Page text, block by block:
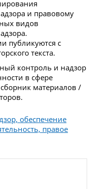
и правовому
видов
публикуются с
текста.
контроль и надзор
в сфере
материалов /
обеспечение
правое